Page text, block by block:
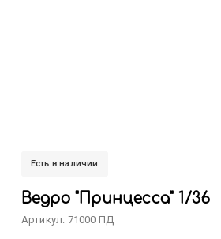
Есть в наличии
Ведро "Принцесса" 1/36
Артикул: 71000 ПД